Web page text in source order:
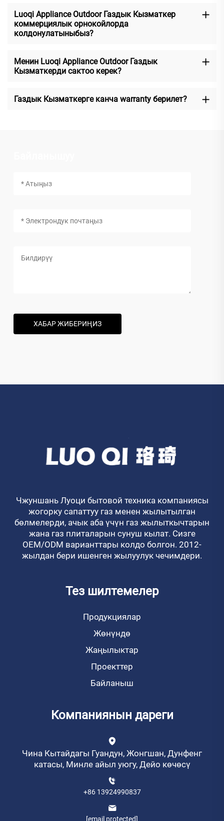
Luoqi Appliance Outdoor Газдык Кызматкер
коммерциялык орнокойлорда
колдонулатыныбыз?
Менин Luoqi Appliance Outdoor Газдык
Кызматкерди сактоо керек?
Газдык Кызматкерге канча warranty берилет?
ХАБАР ЖИБЕРИҢИЗ
Чжуншань Луоци бытовой техника компаниясы
жогорку сапаттуу газ менен жылытылган
бөлмелерди, ачык аба үчүн газ жылыткычтарын
жана газ плиталарын сунуш кылат. Сизге
OEM/ODM варианттары колдо болгон. 2012-
жылдан бери ишенген жылуулук чечимдери.
Тез шилтемелер
Продукциялар
Жөнүндө
Жаңылыктар
Проекттер
Байланыш
Компаниянын дареги
Чина Кытайдагы Гуандун, Жонгшан, Дунфенг
катасы, Минле айыл уюгу, Дейо көчөсү
+86 13924990837
[email protected]